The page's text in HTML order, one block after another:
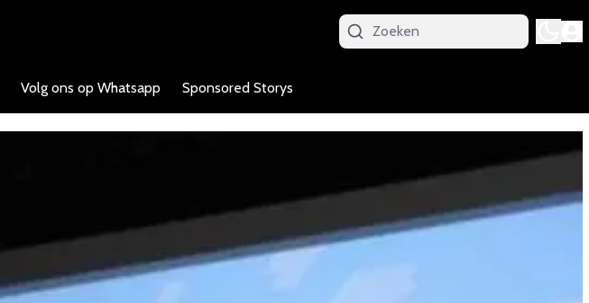
Volg ons op Whatsapp Sponsored Storys